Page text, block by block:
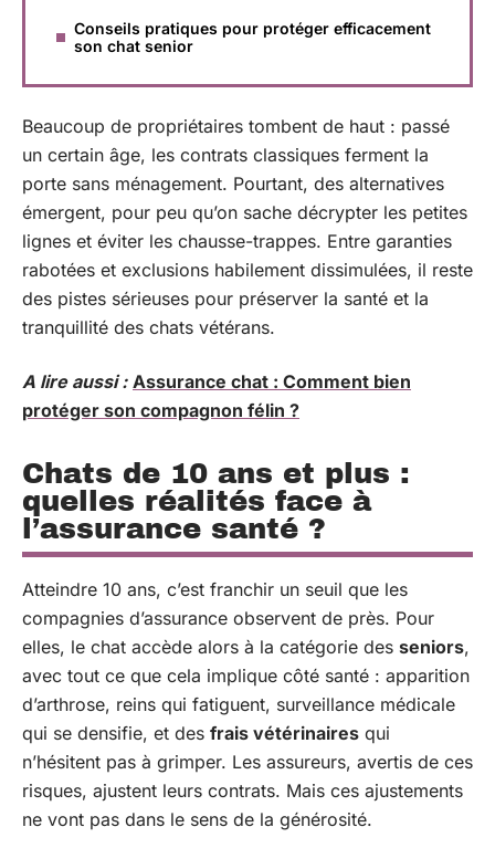
Conseils pratiques pour protéger efficacement
son chat senior
Beaucoup de propriétaires tombent de haut : passé
un certain âge, les contrats classiques ferment la
porte sans ménagement. Pourtant, des alternatives
émergent, pour peu qu’on sache décrypter les petites
lignes et éviter les chausse-trappes. Entre garanties
rabotées et exclusions habilement dissimulées, il reste
des pistes sérieuses pour préserver la santé et la
tranquillité des chats vétérans.
A lire aussi : Assurance chat : Comment bien
protéger son compagnon félin ?
Chats de 10 ans et plus :
quelles réalités face à
l’assurance santé ?
Atteindre 10 ans, c’est franchir un seuil que les
compagnies d’assurance observent de près. Pour
elles, le chat accède alors à la catégorie des seniors,
avec tout ce que cela implique côté santé : apparition
d’arthrose, reins qui fatiguent, surveillance médicale
qui se densifie, et des frais vétérinaires qui
n’hésitent pas à grimper. Les assureurs, avertis de ces
risques, ajustent leurs contrats. Mais ces ajustements
ne vont pas dans le sens de la générosité.